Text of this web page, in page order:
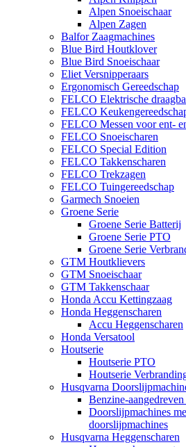
Alpen Snoeischaar
Alpen Zagen
Balfor Zaagmachines
Blue Bird Houtklover
Blue Bird Snoeischaar
Eliet Versnipperaars
Ergonomisch Gereedschap
FELCO Elektrische
FELCO
FELCO Messen voor ent-
FELCO Snoeischaren
FELCO Special Edition
FELCO Takkenscharen
FELCO Trekzagen
FELCO Tuingereedschap
Garmech Snoeien
Groene Serie
Groene Serie Batterij
Groene Serie PTO
Groene Serie
GTM Houtklievers
GTM Snoeischaar
GTM Takkenschaar
Honda Accu Kettingzaag
Honda Heggenscharen
Accu Heggenscharen
Honda Versatool
Houtserie
Houtserie PTO
Houtserie
Husqvarna
Benzine-
Doorslijpmachines
doorslijpmachines
Husqvarna Heggenscharen